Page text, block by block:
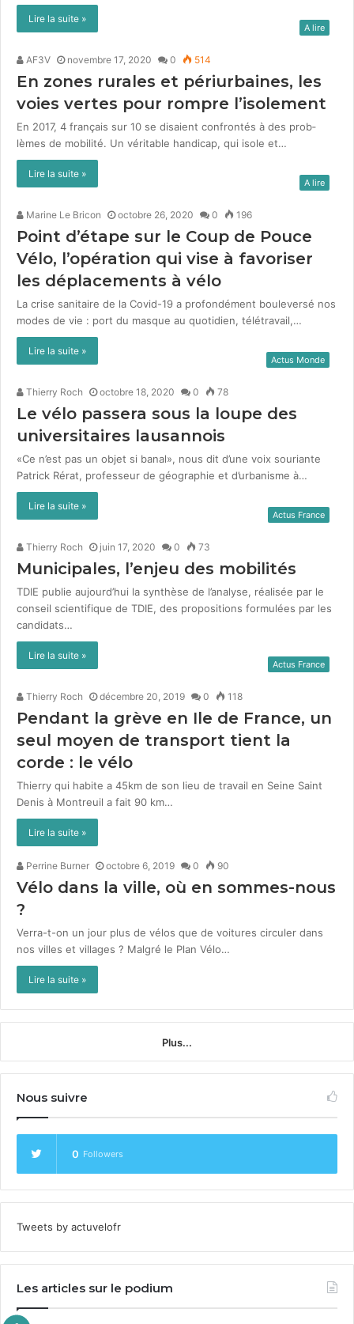
Lire la suite »
A lire
AF3V novembre 17, 2020 0 514
En zones rurales et périurbaines, les
voies vertes pour rompre l’isolement
En 2017, 4 français sur 10 se dis­aient con­fron­tés à des prob­
lèmes de mobil­ité. Un véri­ta­ble hand­i­cap, qui isole et…
Lire la suite »
A lire
Marine Le Bricon octobre 26, 2020 0 196
Point d’étape sur le Coup de Pouce
Vélo, l’opération qui vise à favoriser
les déplacements à vélo
La crise san­i­taire de la Covid-19 a pro­fondé­ment boulever­sé nos
modes de vie : port du masque au quo­ti­di­en, télé­tra­vail,…
Lire la suite »
Actus Monde
Thierry Roch octobre 18, 2020 0 78
Le vélo passera sous la loupe des
universitaires lausannois
«Ce n’est pas un objet si banal», nous dit d’une voix souri­ante
Patrick Rérat, pro­fesseur de géo­gra­phie et d’urbanisme à…
Lire la suite »
Actus France
Thierry Roch juin 17, 2020 0 73
Municipales, l’enjeu des mobilités
TDIE pub­lie aujourd’hui la syn­thèse de l’analyse, réal­isée par le
con­seil sci­en­tifique de TDIE, des propo­si­tions for­mulées par les
can­di­dats…
Lire la suite »
Actus France
Thierry Roch décembre 20, 2019 0 118
Pendant la grève en Ile de France, un
seul moyen de transport tient la
corde : le vélo
Thier­ry qui habite a 45km de son lieu de tra­vail en Seine Saint
Denis à Mon­treuil a fait 90 km…
Lire la suite »
Perrine Burner octobre 6, 2019 0 90
Vélo dans la ville, où en sommes-nous
?
Verra-t-on un jour plus de vélos que de voitures circuler dans
nos villes et villages ? Malgré le Plan Vélo…
Lire la suite »
Plus...
Nous suivre
0 Followers
Tweets by actuvelofr
Les articles sur le podium